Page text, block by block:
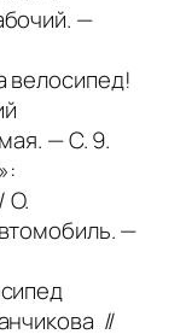
—
велосипед!
— С. 9.
О.
—
//